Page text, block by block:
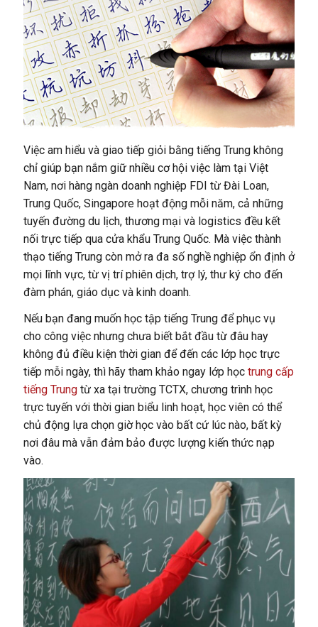
Việc am hiểu và giao tiếp giỏi bằng tiếng Trung không
chỉ giúp bạn nắm giữ nhiều cơ hội việc làm tại Việt
Nam, nơi hàng ngàn doanh nghiệp FDI từ Đài Loan,
Trung Quốc, Singapore hoạt động mỗi năm, cả những
tuyến đường du lịch, thương mại và logistics đều kết
nối trực tiếp qua cửa khẩu Trung Quốc. Mà việc thành
thạo tiếng Trung còn mở ra đa số nghề nghiệp ổn định ở
mọi lĩnh vực, từ vị trí phiên dịch, trợ lý, thư ký cho đến
đàm phán, giáo dục và kinh doanh.
Nếu bạn đang muốn học tập tiếng Trung để phục vụ
cho công việc nhưng chưa biết bắt đầu từ đâu hay
không đủ điều kiện thời gian để đến các lớp học trực
tiếp mỗi ngày, thì hãy tham khảo ngay lớp học trung cấp
tiếng Trungtừ xa tại trường TCTX, chương trình học
trực tuyến với thời gian biểu linh hoạt, học viên có thể
chủ động lựa chọn giờ học vào bất cứ lúc nào, bất kỳ
nơi đâu mà vẫn đảm bảo được lượng kiến thức nạp
vào.